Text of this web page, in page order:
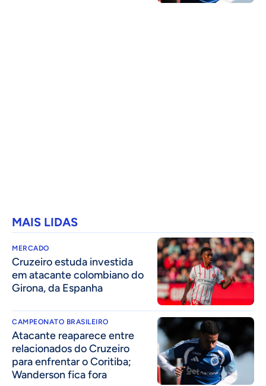
MAIS LIDAS
MERCADO
Cruzeiro estuda investida
em atacante colombiano do
Girona, da Espanha
CAMPEONATO BRASILEIRO
Atacante reaparece entre
relacionados do Cruzeiro
para enfrentar o Coritiba;
Wanderson fica fora